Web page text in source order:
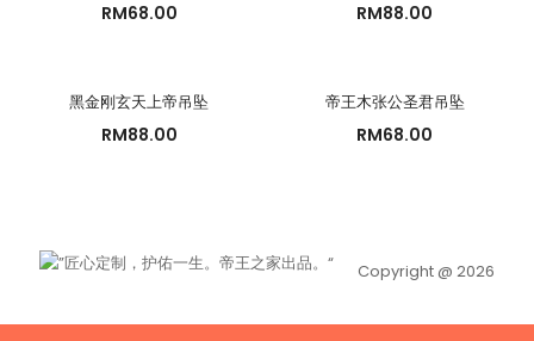
RM68.00 RM88.00
黑金刚玄天上帝吊坠
RM88.00
帝王木张公圣君吊坠
RM68.00
Copyright @ 2026